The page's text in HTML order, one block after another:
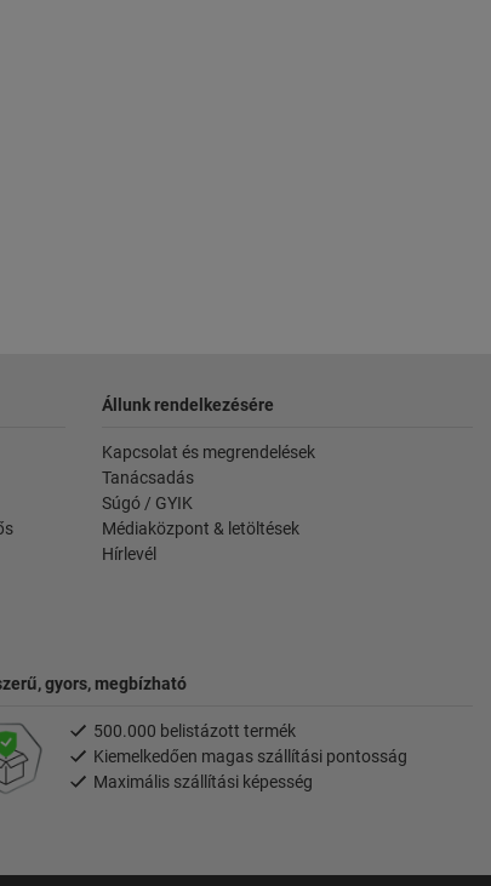
Állunk rendelkezésére
Kapcsolat és megrendelések
Tanácsadás
Súgó / GYIK
Médiaközpont & letöltések
Hírlevél
gyors, megbízható
500.000 belistázott termék
Kiemelkedően magas szállítási pontosság
Maximális szállítási képesség